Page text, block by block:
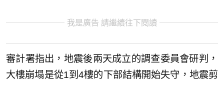
我是廣告 請繼續往下閱讀
審計署指出，地震後兩天成立的調查委員會研判，
大樓崩塌是從1到4樓的下部結構開始失守，地震剪